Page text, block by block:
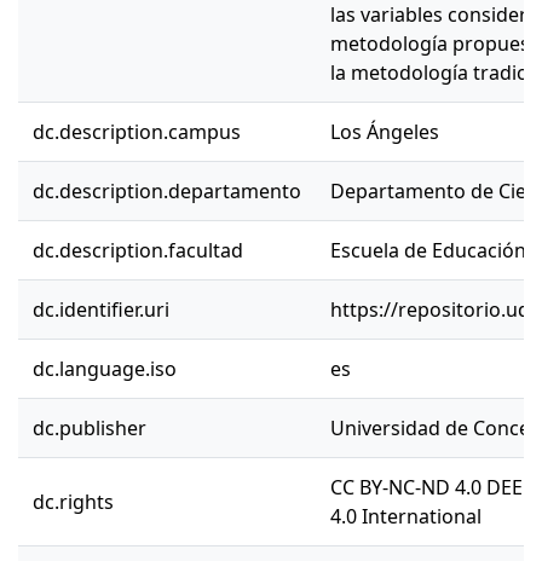
las variables
metodología
la metodología
dc.description.campus Los Ángeles
dc.description.departamento Departamento de
dc.description.facultad Escuela de Educación
dc.identifier.uri https://
dc.language.iso es
dc.publisher Universidad de
dc.rights
CC BY-NC-ND 4.0
4.0 International